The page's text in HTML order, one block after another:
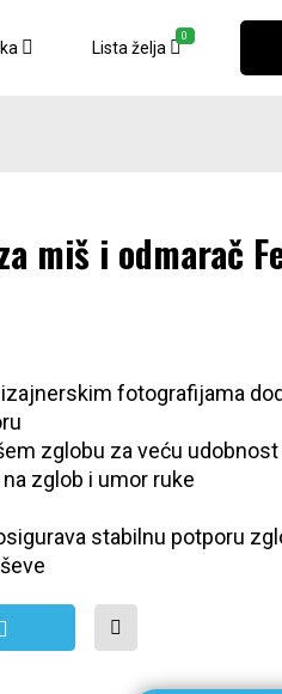
Lista želja
0
miš i odmarač
fotografijama
zglobu za veću udobnost
zglob i umor ruke
stabilnu potporu
i odmarač Fellowes količina